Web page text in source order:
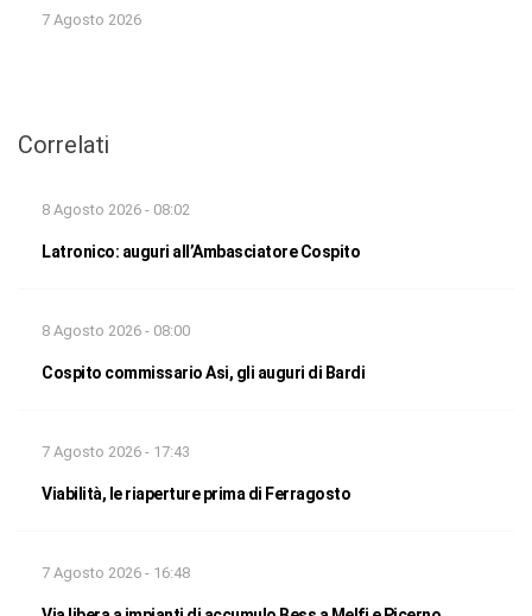
7 Agosto 2026
Correlati
8 Agosto 2026 - 08:02
Latronico: auguri all’Ambasciatore Cospito
8 Agosto 2026 - 08:00
Cospito commissario Asi, gli auguri di Bardi
7 Agosto 2026 - 17:43
Viabilità, le riaperture prima di Ferragosto
7 Agosto 2026 - 16:48